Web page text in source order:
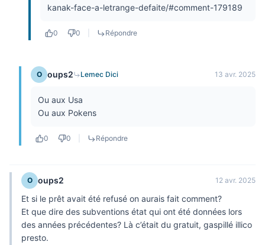
kanak-face-a-letrange-defaite/#comment-179189
0 0 Répondre
O oups2 Lemec Dici 13 avr. 2025
Ou aux Usa
Ou aux Pokens
0 0 Répondre
O oups2 12 avr. 2025
Et si le prêt avait été refusé on aurais fait comment?
Et que dire des subventions état qui ont été données lors
des années précédentes? Là c’était du gratuit, gaspillé illico
presto.